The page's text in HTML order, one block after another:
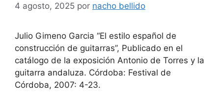
4 agosto, 2025 por nacho bellido
Julio Gimeno Garcia “El estilo español de
construcción de guitarras”, Publicado en el
catálogo de la exposición Antonio de Torres y la
guitarra andaluza. Córdoba: Festival de
Córdoba, 2007: 4-23.